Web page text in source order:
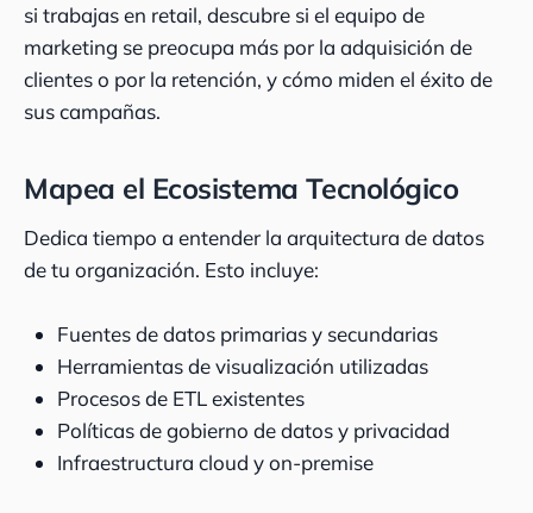
si trabajas en retail, descubre si el equipo de
marketing se preocupa más por la adquisición de
clientes o por la retención, y cómo miden el éxito de
sus campañas.
Mapea el Ecosistema Tecnológico
Dedica tiempo a entender la arquitectura de datos
de tu organización. Esto incluye:
Fuentes de datos primarias y secundarias
Herramientas de visualización utilizadas
Procesos de ETL existentes
Políticas de gobierno de datos y privacidad
Infraestructura cloud y on-premise